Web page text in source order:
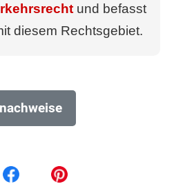
und befasst
diesem Rechtsgebiet.